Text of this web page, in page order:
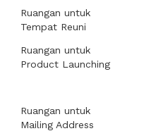
Ruangan untuk
Tempat Reuni
Ruangan untuk
Product Launching
Ruangan untuk
Mailing Address